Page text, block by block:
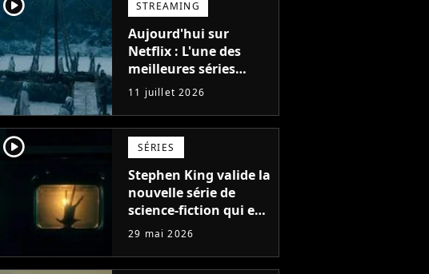
STREAMING
Aujourd'hui sur
Netflix : L'une des
meilleures séries
d'action de tous les
temps, avec 6 saisons
parfaites
11 juillet 2026
player2 SÉRIES
Stephen King valide la
nouvelle série de
science-fiction qui est
numéro 1 sur Netflix :
29 mai 2026